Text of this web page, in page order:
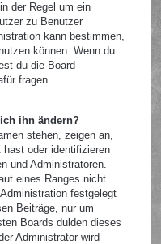
der Regel um ein
zu Benutzer
kann bestimmen,
können. Wenn du
du die Board-
fragen.
ihn ändern?
stehen, zeigen an,
oder identifizieren
und Administratoren.
eines Ranges nicht
festgelegt
Beiträge, nur um
Boards dulden dieses
Administrator wird